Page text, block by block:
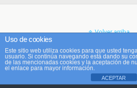
Volver arriba
Móvil
Uso de cookies
Este sitio web utiliza cookies para que usted
usuario. Si continúa navegando está dando su
de las mencionadas cookies y la aceptación de
el enlace para mayor información.
ACEPTAR